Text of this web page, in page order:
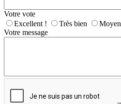
Votre vote
Excellent !
Très bien Moyen
Votre message